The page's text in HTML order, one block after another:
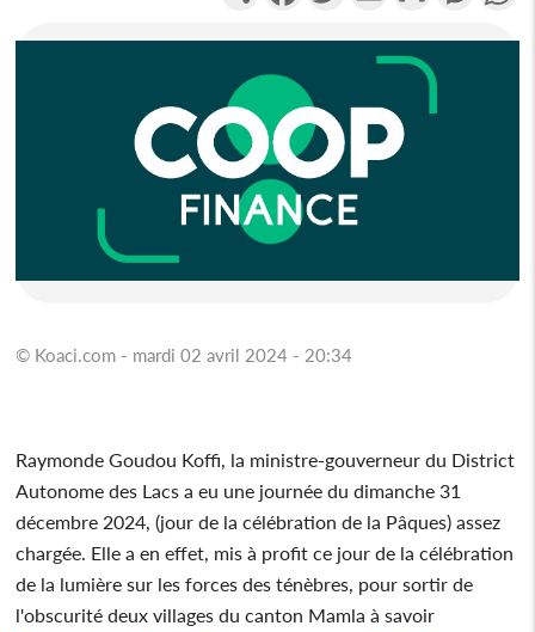
© Koaci.com - mardi 02 avril 2024 - 20:34
Raymonde Goudou Koffi, la ministre-gouverneur du District
Autonome des Lacs a eu une journée du dimanche 31
décembre 2024, (jour de la célébration de la Pâques) assez
chargée. Elle a en effet, mis à profit ce jour de la célébration
de la lumière sur les forces des ténèbres, pour sortir de
l'obscurité deux villages du canton Mamla à savoir